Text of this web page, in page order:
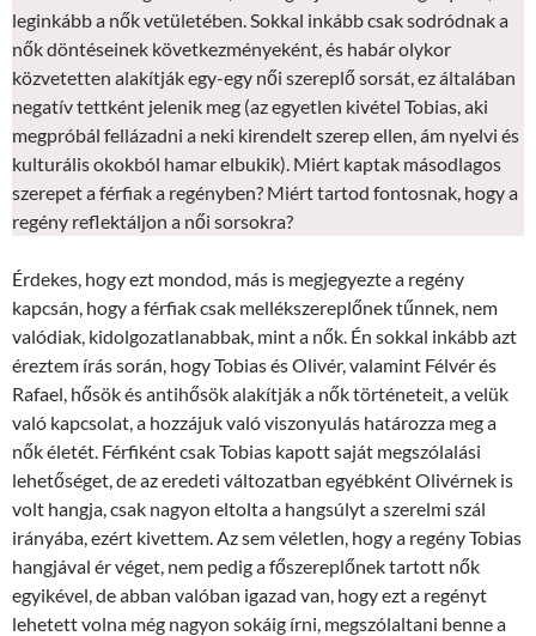
leginkább a nők vetületében. Sokkal inkább csak sodródnak a
nők döntéseinek következményeként, és habár olykor
közvetetten alakítják egy-egy női szereplő sorsát, ez általában
negatív tettként jelenik meg (az egyetlen kivétel Tobias, aki
megpróbál fellázadni a neki kirendelt szerep ellen, ám nyelvi és
kulturális okokból hamar elbukik). Miért kaptak másodlagos
szerepet a férfiak a regényben? Miért tartod fontosnak, hogy a
regény reflektáljon a női sorsokra?
Érdekes, hogy ezt mondod, más is megjegyezte a regény
kapcsán, hogy a férfiak csak mellékszereplőnek tűnnek, nem
valódiak, kidolgozatlanabbak, mint a nők. Én sokkal inkább azt
éreztem írás során, hogy Tobias és Olivér, valamint Félvér és
Rafael, hősök és antihősök alakítják a nők történeteit, a velük
való kapcsolat, a hozzájuk való viszonyulás határozza meg a
nők életét. Férfiként csak Tobias kapott saját megszólalási
lehetőséget, de az eredeti változatban egyébként Olivérnek is
volt hangja, csak nagyon eltolta a hangsúlyt a szerelmi szál
irányába, ezért kivettem. Az sem véletlen, hogy a regény Tobias
hangjával ér véget, nem pedig a főszereplőnek tartott nők
egyikével, de abban valóban igazad van, hogy ezt a regényt
lehetett volna még nagyon sokáig írni, megszólaltani benne a